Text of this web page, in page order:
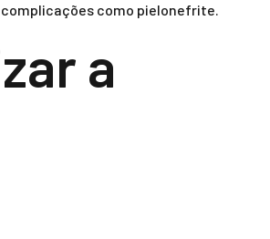
como pielonefrite.
a